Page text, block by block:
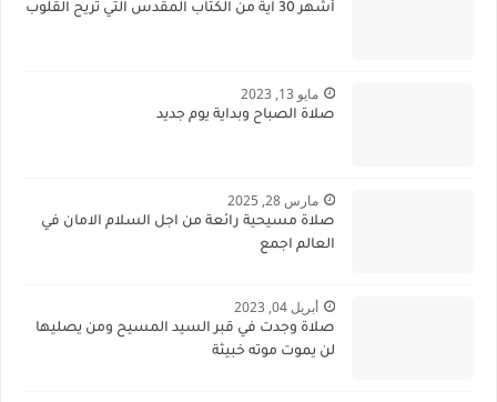
أشهر 30 آية من الكتاب المقدس التي تريح القلوب
مايو 13, 2023
صلاة الصباح وبداية يوم جديد
مارس 28, 2025
صلاة مسيحية رائعة من اجل السلام الامان في
العالم اجمع
أبريل 04, 2023
صلاة وجدت في قبر السيد المسيح ومن يصليها
لن يموت موته خبيثة